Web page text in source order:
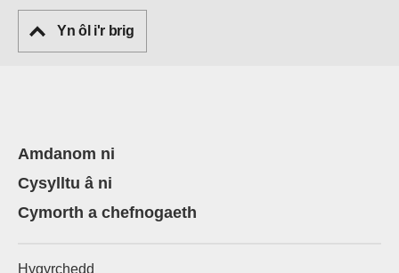
Yn ôl i'r brig
Amdanom ni
Cysylltu â ni
Cymorth a chefnogaeth
Hygyrchedd